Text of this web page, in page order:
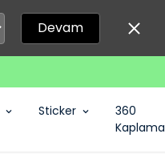
Devam
Sticker
360
Kaplama